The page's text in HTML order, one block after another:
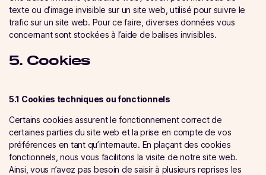
texte ou d’image invisible sur un site web, utilisé pour suivre le
trafic sur un site web. Pour ce faire, diverses données vous
concernant sont stockées à l’aide de balises invisibles.
5. Cookies
5.1 Cookies techniques ou fonctionnels
Certains cookies assurent le fonctionnement correct de
certaines parties du site web et la prise en compte de vos
préférences en tant qu’internaute. En plaçant des cookies
fonctionnels, nous vous facilitons la visite de notre site web.
Ainsi, vous n’avez pas besoin de saisir à plusieurs reprises les